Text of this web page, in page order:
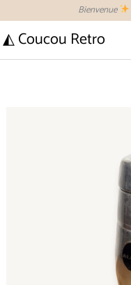
contenu
Bienvenue
◭ Coucou Retro